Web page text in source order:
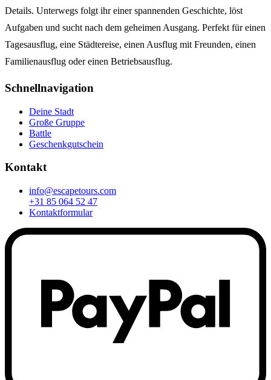
Details. Unterwegs folgt ihr einer spannenden Geschichte, löst
Aufgaben und sucht nach dem geheimen Ausgang. Perfekt für einen
Tagesausflug, eine Städtereise, einen Ausflug mit Freunden, einen
Familienausflug oder einen Betriebsausflug.
Schnellnavigation
Deine Stadt
Große Gruppe
Battle
Geschenkgutschein
Kontakt
info@escapetours.com
+31 85 064 52 47
Kontaktformular